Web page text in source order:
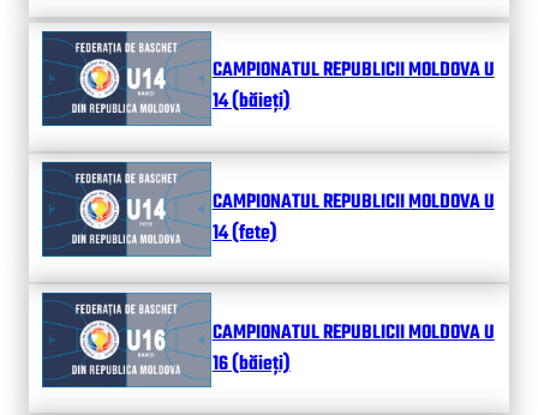
CAMPIONATUL REPUBLICII MOLDOVA U
14 (băieți)
CAMPIONATUL REPUBLICII MOLDOVA U
14 (fete)
CAMPIONATUL REPUBLICII MOLDOVA U
16 (băieți)